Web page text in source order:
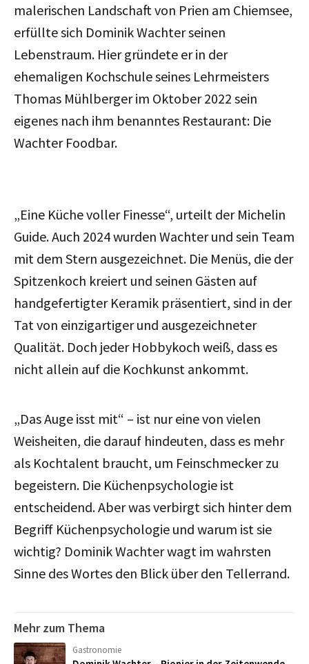
malerischen Landschaft von Prien am Chiemsee,
erfüllte sich Dominik Wachter seinen
Lebenstraum. Hier gründete er in der
ehemaligen Kochschule seines Lehrmeisters
Thomas Mühlberger im Oktober 2022 sein
eigenes nach ihm benanntes Restaurant: Die
Wachter Foodbar.
„Eine Küche voller Finesse“, urteilt der Michelin
Guide. Auch 2024 wurden Wachter und sein Team
mit dem Stern ausgezeichnet. Die Menüs, die der
Spitzenkoch kreiert und seinen Gästen auf
handgefertigter Keramik präsentiert, sind in der
Tat von einzigartiger und ausgezeichneter
Qualität. Doch jeder Hobbykoch weiß, dass es
nicht allein auf die Kochkunst ankommt.
„Das Auge isst mit“ – ist nur eine von vielen
Weisheiten, die darauf hindeuten, dass es mehr
als Kochtalent braucht, um Feinschmecker zu
begeistern. Die Küchenpsychologie ist
entscheidend. Aber was verbirgt sich hinter dem
Begriff Küchenpsychologie und warum ist sie
wichtig? Dominik Wachter wagt im wahrsten
Sinne des Wortes den Blick über den Tellerrand.
Mehr zum Thema
Gastronomie